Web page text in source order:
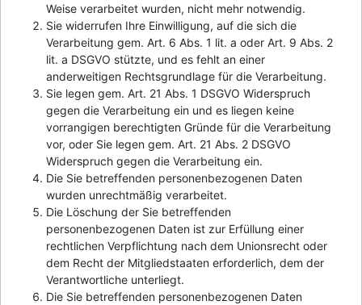
Weise verarbeitet wurden, nicht mehr notwendig.
Sie widerrufen Ihre Einwilligung, auf die sich die
Verarbeitung gem. Art. 6 Abs. 1 lit. a oder Art. 9 Abs. 2
lit. a DSGVO stützte, und es fehlt an einer
anderweitigen Rechtsgrundlage für die Verarbeitung.
Sie legen gem. Art. 21 Abs. 1 DSGVO Widerspruch
gegen die Verarbeitung ein und es liegen keine
vorrangigen berechtigten Gründe für die Verarbeitung
vor, oder Sie legen gem. Art. 21 Abs. 2 DSGVO
Widerspruch gegen die Verarbeitung ein.
Die Sie betreffenden personenbezogenen Daten
wurden unrechtmäßig verarbeitet.
Die Löschung der Sie betreffenden
personenbezogenen Daten ist zur Erfüllung einer
rechtlichen Verpflichtung nach dem Unionsrecht oder
dem Recht der Mitgliedstaaten erforderlich, dem der
Verantwortliche unterliegt.
Die Sie betreffenden personenbezogenen Daten